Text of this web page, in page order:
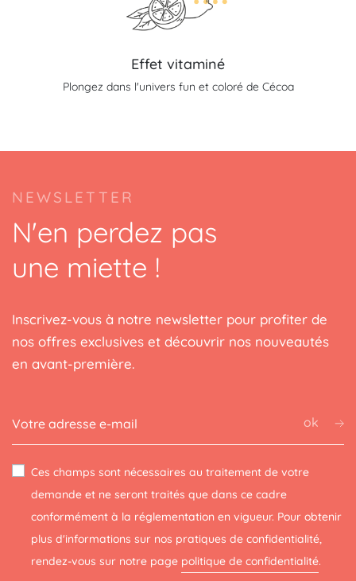
Effet vitaminé
Plongez dans l'univers fun et coloré de Cécoa
NEWSLETTER
N'en perdez pas
une miette !
Inscrivez-vous à notre newsletter pour profiter de
nos offres exclusives et découvrir nos nouveautés
en avant-première.
ok
Ces champs sont nécessaires au traitement de votre
demande et ne seront traités que dans ce cadre
conformément à la réglementation en vigueur. Pour obtenir
plus d'informations sur nos pratiques de confidentialité,
rendez-vous sur notre page politique de confidentialité.